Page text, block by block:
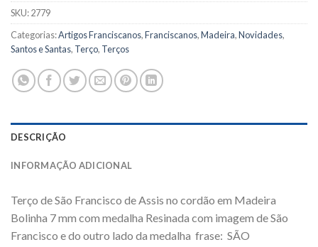
SKU:2779
Categorias:Artigos Franciscanos,Franciscanos,Madeira,Novidades,
Santos e Santas, Terço, Terços
DESCRIÇÃO
INFORMAÇÃO ADICIONAL
Terço de São Francisco de Assis no cordão em Madeira
Bolinha 7 mm com medalha Resinada com imagem de São
Francisco e do outro lado da medalha frase: SÃO